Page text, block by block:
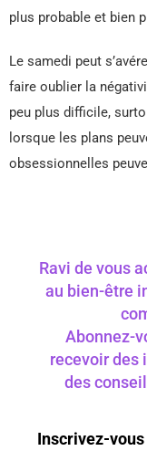
plus probable et bien
Le samedi peut
faire oublier la
peu plus difficile,
lorsque les plans
obsessionnelles
Ravi de vous
au bien-être
Abonnez-
recevoir des
des
Inscrivez-